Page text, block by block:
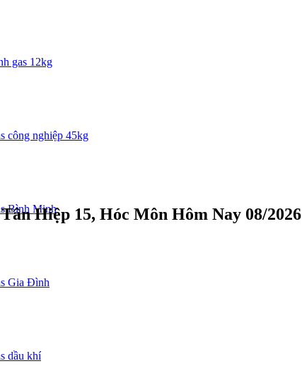
gas 12kg
công nghiệp 45kg
Bình Minh
Gia Đình
dầu khí
Hiệp 15, Hóc Môn Hôm Nay 08/2026